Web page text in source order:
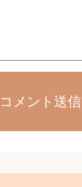
コメント送信